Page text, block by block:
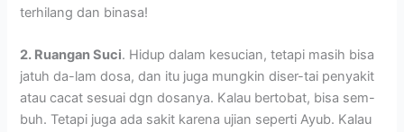
terhilang dan binasa!
2. Ruangan Suci. Hidup dalam kesucian, tetapi masih bisa
jatuh da-lam dosa, dan itu juga mungkin diser-tai penyakit
atau cacat sesuai dgn dosanya. Kalau bertobat, bisa sem-
buh. Tetapi juga ada sakit karena ujian seperti Ayub. Kalau